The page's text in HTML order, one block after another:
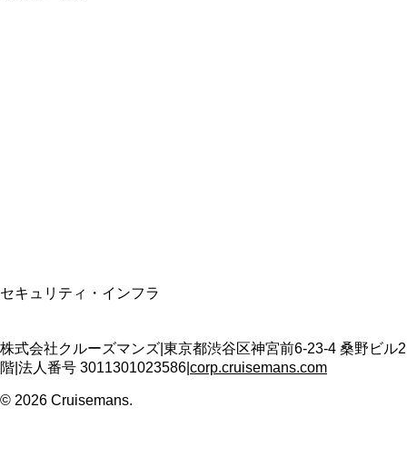
セキュリティ・インフラ
株式会社クルーズマンズ 東京都渋谷区神宮前6-23-4 桑野ビル2
階 法人番号 3011301023586 corp.cruisemans.com
© 2026 Cruisemans.